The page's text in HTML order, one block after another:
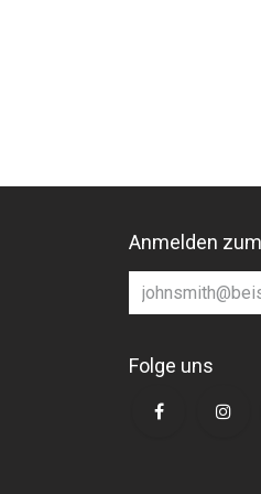
Anmelden
Folge uns